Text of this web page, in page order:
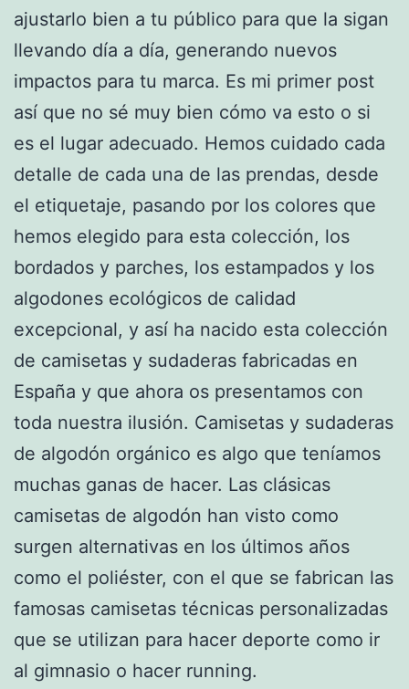
ajustarlo bien a tu público para que la sigan
llevando día a día, generando nuevos
impactos para tu marca. Es mi primer post
así que no sé muy bien cómo va esto o si
es el lugar adecuado. Hemos cuidado cada
detalle de cada una de las prendas, desde
el etiquetaje, pasando por los colores que
hemos elegido para esta colección, los
bordados y parches, los estampados y los
algodones ecológicos de calidad
excepcional, y así ha nacido esta colección
de camisetas y sudaderas fabricadas en
España y que ahora os presentamos con
toda nuestra ilusión. Camisetas y sudaderas
de algodón orgánico es algo que teníamos
muchas ganas de hacer. Las clásicas
camisetas de algodón han visto como
surgen alternativas en los últimos años
como el poliéster, con el que se fabrican las
famosas camisetas técnicas personalizadas
que se utilizan para hacer deporte como ir
al gimnasio o hacer running.